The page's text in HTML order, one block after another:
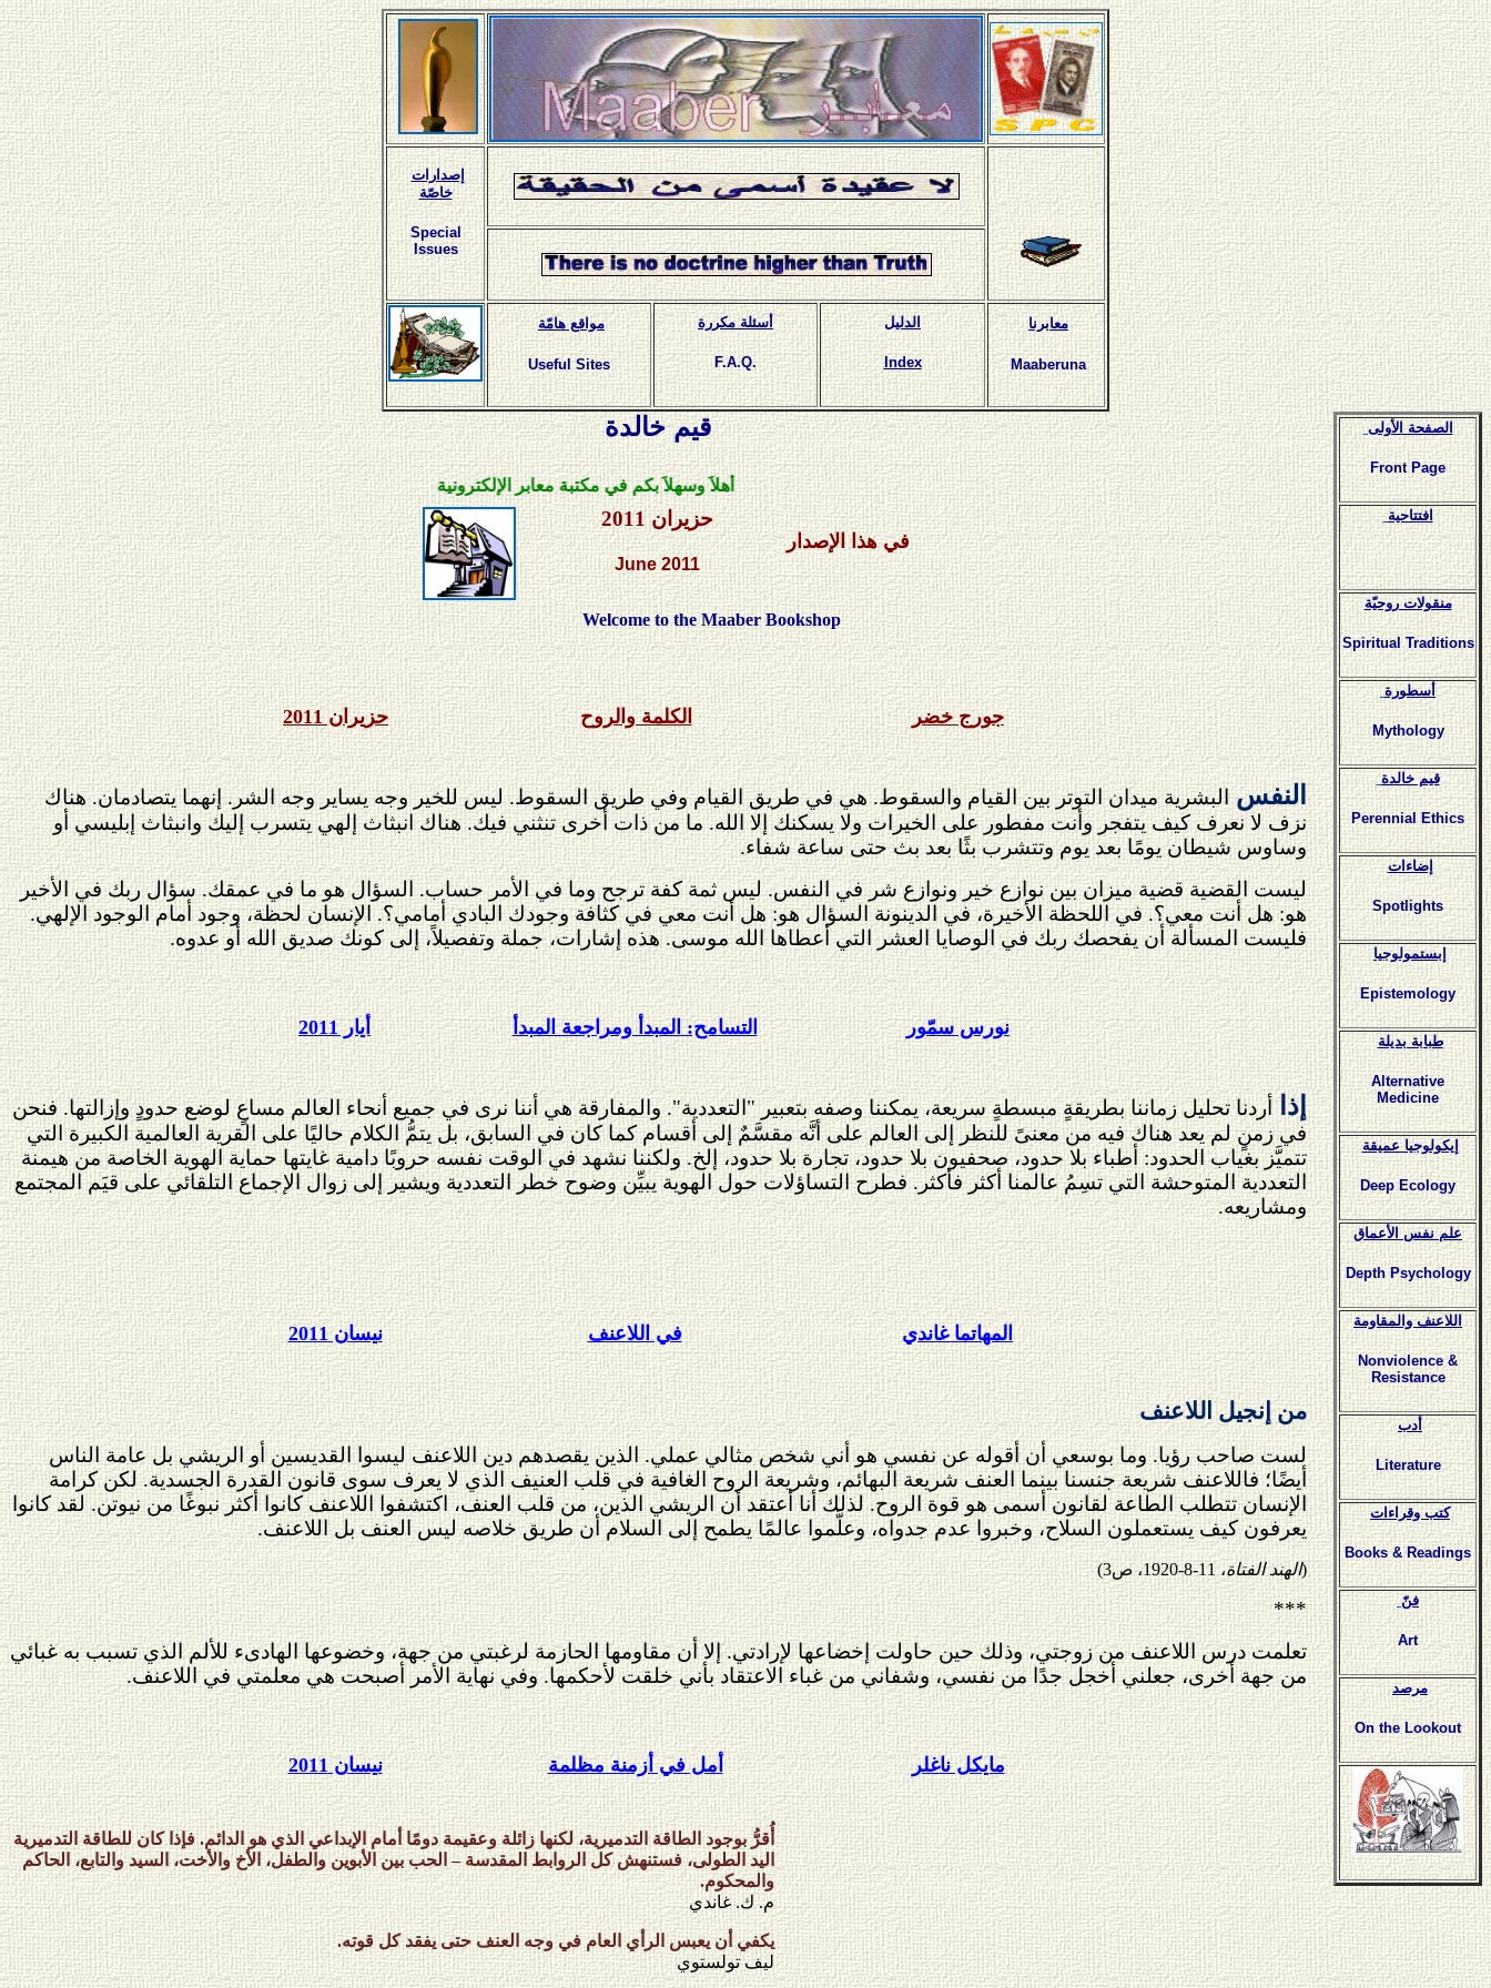
إصدارات
خاصّة
Special
Issues
مواقع هامّة
Useful Sites
أسئلة مكررة
F.A.Q.
الدليل
Index
معابرنا
Maaberuna
قيم خالدة
أهلاَ وسهلاَ بكم في مكتبة معابر الإلكترونية
حزيران 2011
June 2011
في هذا الإصدار
Welcome to the Maaber Bookshop
حزيران 2011 الكلمة والروح جورج خضر
النفس البشرية ميدان التوتر بين القيام والسقوط. هي في طريق القيام وفي طريق السقوط. ليس للخير وجه يساير وجه الشر. إنهما يتصادمان. هناك
نزف لا نعرف كيف يتفجر وأنت مفطور على الخيرات ولا يسكنك إلا الله. ما من ذات أخرى تنثني فيك. هناك انبثاث إلهي يتسرب إليك وانبثاث إبليسي أو
وساوس شيطان يومًا بعد يوم وتتشرب بثًا بعد بث حتى ساعة شفاء.
ليست القضية قضية ميزان بين نوازع خير ونوازع شر في النفس. ليس ثمة كفة ترجح وما في الأمر حساب. السؤال هو ما في عمقك. سؤال ربك في الأخير
هو: هل أنت معي؟. في اللحظة الأخيرة، في الدينونة السؤال هو: هل أنت معي في كثافة وجودك البادي أمامي؟. الإنسان لحظة، وجود أمام الوجود الإلهي.
فليست المسألة أن يفحصك ربك في الوصايا العشر التي أعطاها الله موسى. هذه إشارات، جملة وتفصيلاً، إلى كونك صديق الله أو عدوه.
أيار 2011 التسامح: المبدأ ومراجعة المبدأ نورس سمّور
إذا أردنا تحليل زماننا بطريقةٍ مبسطةٍ سريعة، يمكننا وصفه بتعبير "التعددية". والمفارقة هي أننا نرى في جميع أنحاء العالم مساعٍ لوضع حدودٍ وإزالتها. فنحن
في زمنٍ لم يعد هناك فيه من معنىً للنظر إلى العالم على أنَّه مقسَّمٌ إلى أقسام كما كان في السابق، بل يتمُّ الكلام حاليًا على القرية العالمية الكبيرة التي
تتميَّز بغياب الحدود: أطباء بلا حدود، صحفيون بلا حدود، تجارة بلا حدود، إلخ. ولكننا نشهد في الوقت نفسه حروبًا دامية غايتها حماية الهوية الخاصة من هيمنة
التعددية المتوحشة التي تسِمُ عالمنا أكثر فأكثر. فطرح التساؤلات حول الهوية يبيِّن وضوح خطر التعددية ويشير إلى زوال الإجماع التلقائي على قيَم المجتمع
ومشاريعه.
نيسان 2011 في اللاعنف المهاتما غاندي
من إنجيل اللاعنف
لست صاحب رؤيا. وما بوسعي أن أقوله عن نفسي هو أني شخص مثالي عملي. الذين يقصدهم دين اللاعنف ليسوا القديسين أو الريشي بل عامة الناس
أيضًا؛ فاللاعنف شريعة جنسنا بينما العنف شريعة البهائم، وشريعة الروح الغافية في قلب العنيف الذيلا يعرف سوى قانون القدرة الجسدية. لكن كرامة
الإنسان تتطلب الطاعة لقانون أسمى هو قوة الروح. لذلك أنا أعتقد أن الريشي الذين، من قلب العنف، اكتشفوا اللاعنف كانوا أكثر نبوغًا من نيوتن. لقد كانوا
يعرفون كيف يستعملون السلاح، وخبروا عدم جدواه، وعلَّموا عالمًا يطمح إلى السلام أن طريق خلاصه ليس العنف بل اللاعنف.
(الهند الفتاة،11
-
8
-
1920، ص3
)
***
تعلمت درس اللاعنف من زوجتي، وذلك حين حاولت إخضاعها لإرادتي. إلا أن مقاومها الحازمة لرغبتي من جهة، وخضوعها الهادىء للألم الذي تسبب به غبائي
من جهة أخرى، جعلني أخجل جدًا من نفسي، وشفاني من غباء الاعتقاد بأني خلقت لأحكمها. وفي نهاية الأمر أصبحت هي معلمتي في اللاعنف.
نيسان 2011 أمل في أزمنة مظلمة مايكل ناغلر
أُقرُّ بوجود الطاقة التدميرية، لكنها زائلة وعقيمة دومًا أمام الإبداعي الذي هو الدائم. فإذا كان للطاقة التدميرية
اليد الطولى، فستنهش كل الروابط المقدسة – الحب بين الأبوين والطفل، الأخ والأخت، السيد والتابع، الحاكم
والمحكوم.
م. ك. غاندي
يكفي أن يعبس الرأي العام في وجه العنف حتى يفقد كل قوته.
ليف تولستوي
الصفحة الأولى
Front Page
افتتاحية
منقولات روحيّة
Spiritual Traditions
أسطورة
Mythology
قيم خالدة
Perennial Ethics
إضاءات
Spotlights
إبستمولوجيا
Epistemology
طبابة بديلة
Alternative
Medicine
إيكولوجيا عميقة
Deep Ecology
علم نفس الأعماق
Depth Psychology
اللاعنف والمقاومة
Nonviolence &
Resistance
أدب
Literature
كتب وقراءات
Books & Readings
فنّ
Art
مرصد
On the Lookout